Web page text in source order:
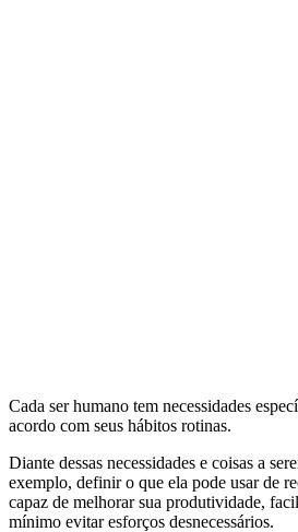
Cada ser humano tem necessidades
acordo com seus hábitos rotinas.
Diante dessas necessidades e coisas a
exemplo, definir o que ela pode usar de
capaz de melhorar sua produtividade,
mínimo evitar esforços desnecessários.